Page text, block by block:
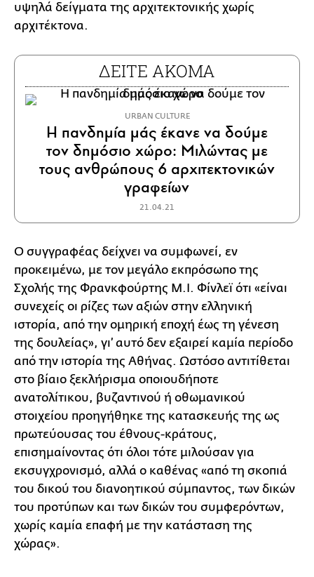
υψηλά δείγματα της αρχιτεκτονικής χωρίς
αρχιτέκτονα.
ΔΕΙΤΕ ΑΚΟΜΑ
URBAN CULTURE
Η πανδημία μάς έκανε να δούμε
τον δημόσιο χώρο: Μιλώντας με
τους ανθρώπους 6 αρχιτεκτονικών
γραφείων
21.04.21
O συγγραφέας δείχνει να συμφωνεί, εν
προκειμένω, με τον μεγάλο εκπρόσωπο της
Σχολής της Φρανκφούρτης M.I. Φίνλεϊ ότι «είναι
συνεχείς οι ρίζες των αξιών στην ελληνική
ιστορία, από την ομηρική εποχή έως τη γένεση
της δουλείας», γι’ αυτό δεν εξαιρεί καμία περίοδο
από την ιστορία της Αθήνας. Ωστόσο αντιτίθεται
στο βίαιο ξεκλήρισμα οποιουδήποτε
ανατολίτικου, βυζαντινού ή οθωμανικού
στοιχείου προηγήθηκε της κατασκευής της ως
πρωτεύουσας του έθνους-κράτους,
επισημαίνοντας ότι όλοι τότε μιλούσαν για
εκσυγχρονισμό, αλλά ο καθένας «από τη σκοπιά
του δικού του διανοητικού σύμπαντος, των δικών
του προτύπων και των δικών του συμφερόντων,
χωρίς καμία επαφή με την κατάσταση της
χώρας».